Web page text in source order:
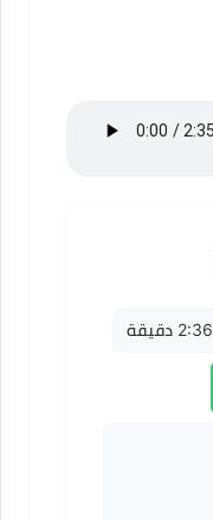
2:36 دقيقة